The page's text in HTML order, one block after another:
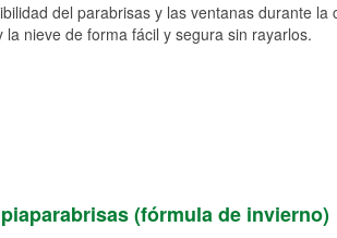
del parabrisas y las ventanas durante
la nieve de forma fácil y segura sin rayarlos.
(fórmula de invierno)